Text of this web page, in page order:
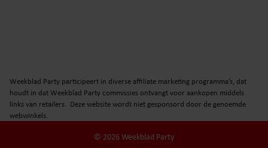
Weekblad Party participeert in diverse affiliate marketing programma’s, dat
houdt in dat Weekblad Party commissies ontvangt voor aankopen middels
links van retailers. Deze website wordt niet gesponsord door de genoemde
webwinkels.
© 2026 Weekblad Party